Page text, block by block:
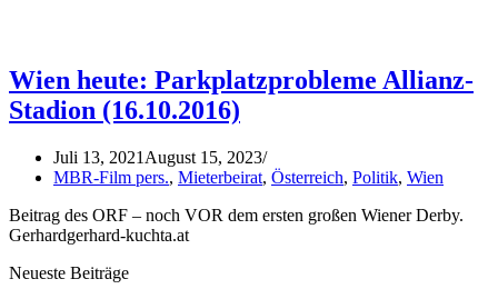
Wien heute: Parkplatzprobleme Allianz-
Stadion (16.10.2016)
Juli 13, 2021 August 15, 2023
MBR-Film pers., Mieterbeirat, Österreich, Politik, Wien
Beitrag des ORF – noch VOR dem ersten großen Wiener Derby.
Gerhardgerhard-kuchta.at
Neueste Beiträge